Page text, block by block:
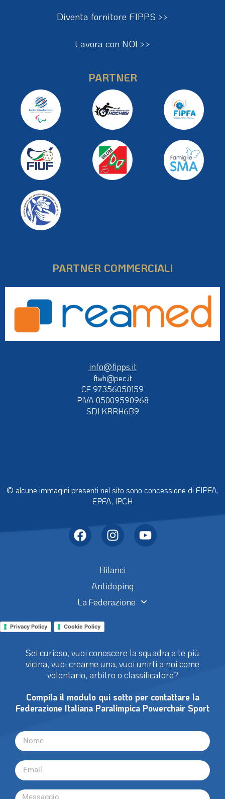
Diventa fornitore FIPPS >>
Lavora con NOI >>
PARTNER
PARTNER COMMERCIALI
info@fipps.it
fiwh@pec.it
CF 97356050159
P.IVA 05009590968
SDI KRRH6B9
© alcune immagini presenti nel sito sono concessione di FIPFA,
EPFA, IPCH
Bilanci
Antidoping
La Federazione
Privacy Policy Cookie Policy
Sei curioso, vuoi conoscere la squadra a te più
vicina, vuoi crearne una, vuoi unirti a noi come
volontario, arbitro o classificatore?
Compila il modulo qui sotto per contattare la
Federazione Italiana Paralimpica Powerchair Sport